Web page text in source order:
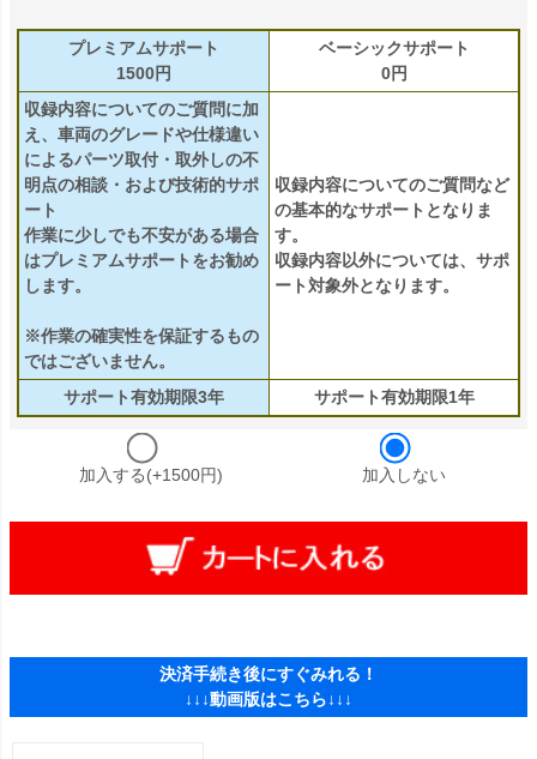
プレミアムサポート
1500円
ベーシックサポート
0円
収録内容についてのご質問に加
え、車両のグレードや仕様違い
によるパーツ取付・取外しの不
明点の相談・および技術的サポ
ート
作業に少しでも不安がある場合
はプレミアムサポートをお勧め
します。
※作業の確実性を保証するもの
ではございません。
収録内容についてのご質問など
の基本的なサポートとなりま
す。
収録内容以外については、サポ
ート対象外となります。
サポート有効期限3年 サポート有効期限1年
加入する(+1500円) 加入しない
決済手続き後にすぐみれる！
↓↓↓動画版はこちら↓↓↓